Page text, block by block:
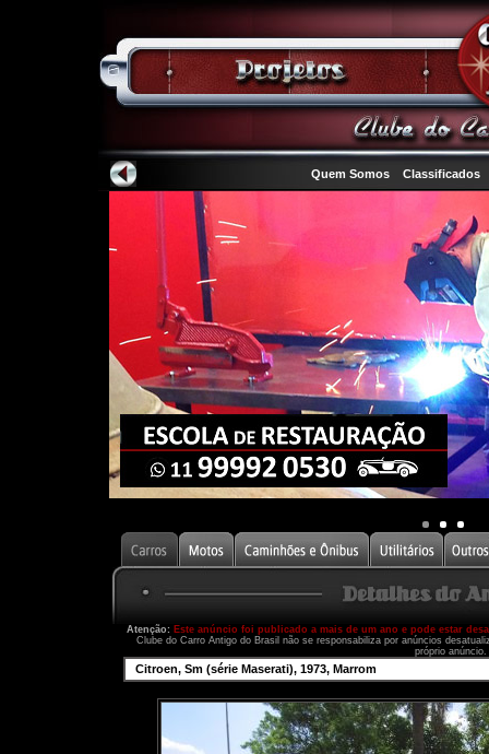
Quem Somos Classificados
Atenção: Este anúncio foi publicado a mais de um ano e pode estar
Clube do Carro Antigo do Brasil não se responsabiliza por anúncios
próprio anúncio.
Citroen, Sm (série Maserati), 1973, Marrom